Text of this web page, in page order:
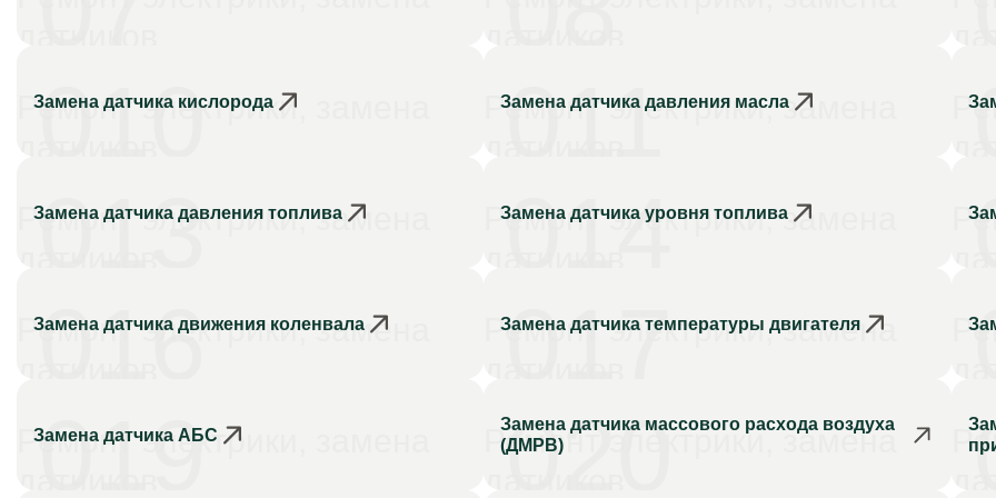
010
Ремонт электрики, замена
Замена датчика кислорода 011
Ремонт электрики, замена
Замена датчика давления масла
013
Ремонт электрики, замена
Замена датчика давления топлива 014
Ремонт электрики, замена
Замена датчика уровня топлива
016
Ремонт электрики, замена
Замена датчика движения коленвала 017
Ремонт электрики, замена
Замена датчика температуры двигателя
019
Ремонт электрики, замена
Замена датчика АБС 020
Ремонт электрики, замена
Замена датчика массового расхода воздуха
(ДМРВ)